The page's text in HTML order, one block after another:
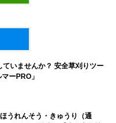
ていませんか？ 安全草刈りツー
ーPRO」
うれんそう・きゅうり（通